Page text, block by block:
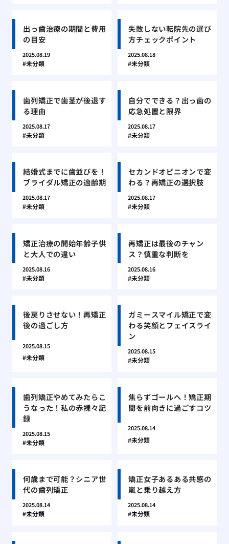
出っ歯治療の期間と費用
の目安
2025.08.19
未分類
失敗しない転院先の選び
方チェックポイント
2025.08.18
未分類
歯列矯正で歯茎が後退す
る理由
2025.08.17
未分類
自分でできる？出っ歯の
応急処置と限界
2025.08.17
未分類
結婚式までに歯並びを！
ブライダル矯正の適齢期
2025.08.17
未分類
セカンドオピニオンで変
わる？再矯正の選択肢
2025.08.17
未分類
矯正治療の開始年齢子供
と大人での違い
2025.08.16
未分類
再矯正は最後のチャン
ス？慎重な判断を
2025.08.16
未分類
後戻りさせない！再矯正
後の過ごし方
2025.08.15
未分類
ガミースマイル矯正で変
わる笑顔とフェイスライ
ン
2025.08.15
未分類
歯列矯正やめてみたらこ
うなった！私の赤裸々記
録
2025.08.15
未分類
焦らずゴールへ！矯正期
間を前向きに過ごすコツ
2025.08.14
未分類
何歳まで可能？シニア世
代の歯列矯正
2025.08.14
未分類
矯正女子あるある共感の
嵐と乗り越え方
2025.08.14
未分類